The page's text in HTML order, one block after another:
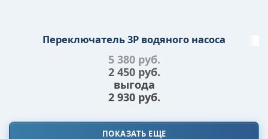
Переключатель 3P водяного насоса
5 380 руб.
2 450 руб.
выгода
2 930 руб.
ПОКАЗАТЬ ЕЩЕ